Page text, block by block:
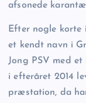
afsonede
Efter nogle korte
et kendt navn i
Jong PSV med
i efteråret 2014
præstation, da